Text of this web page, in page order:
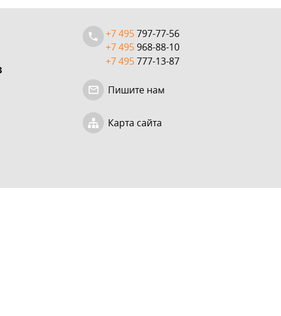
+7 495797-77-56
+7 495968-88-10
+7 495777-13-87
Пишите нам
Карта сайта